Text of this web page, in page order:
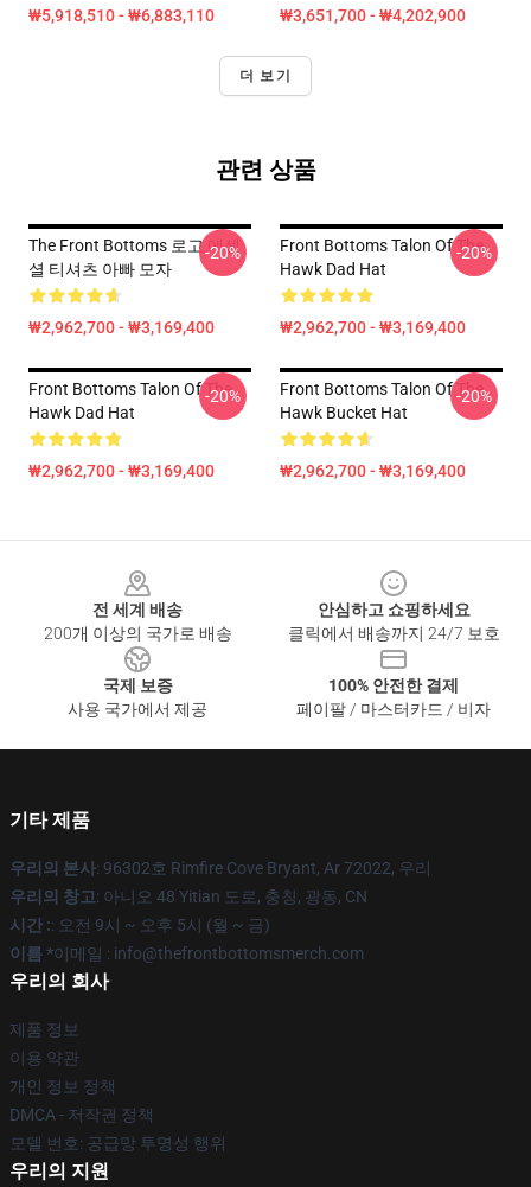
₩5,918,510 - ₩6,883,110 ₩3,651,700 - ₩4,202,900
더 보기
관련 상품
The Front Bottoms 로고 에센
셜 티셔츠 아빠 모자
₩2,962,700 - ₩3,169,400
-20%
Front Bottoms Talon Of The
Hawk Dad Hat
₩2,962,700 - ₩3,169,400
-20%
Front Bottoms Talon Of The
Hawk Dad Hat
₩2,962,700 - ₩3,169,400
-20%
Front Bottoms Talon Of The
Hawk Bucket Hat
₩2,962,700 - ₩3,169,400
-20%
전 세계 배송
200개 이상의 국가로 배송
안심하고 쇼핑하세요
클릭에서 배송까지 24/7 보호
국제 보증
사용 국가에서 제공
100% 안전한 결제
페이팔 / 마스터카드 / 비자
기타 제품
우리의 본사: 96302호 Rimfire Cove Bryant, Ar 72022, 우리
우리의 창고: 아니오 48 Yitian 도로, 충칭, 광동, CN
시간 :: 오전 9시 ~ 오후 5시 (월 ~ 금)
이름 *이메일 : info@thefrontbottomsmerch.com
우리의 회사
제품 정보
이용 약관
개인 정보 정책
DMCA - 저작권 정책
모델 번호: 공급망 투명성 행위
우리의 지원